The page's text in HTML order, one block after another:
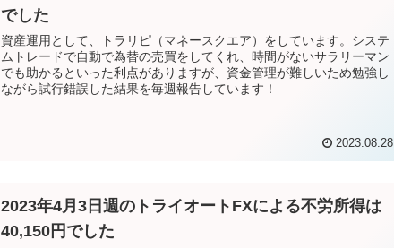
でした
資産運用として、トラリピ（マネースクエア）をしています。システ
ムトレードで自動で為替の売買をしてくれ、時間がないサラリーマン
でも助かるといった利点がありますが、資金管理が難しいため勉強し
ながら試行錯誤した結果を毎週報告しています！
2023.08.28
2023年4月3日週のトライオートFXによる不労所得は
40,150円でした